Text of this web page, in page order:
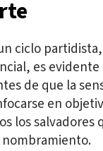
ciclo
es
de que la
en
los salvadores